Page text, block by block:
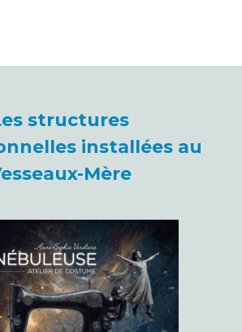
structures
installées au
Mère